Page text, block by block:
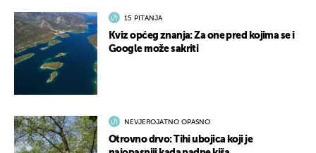
15 PITANJA
Kviz općeg znanja: Za one pred kojima se i
Google može sakriti
NEVJEROJATNO OPASNO
Otrovno drvo: Tihi ubojica koji je